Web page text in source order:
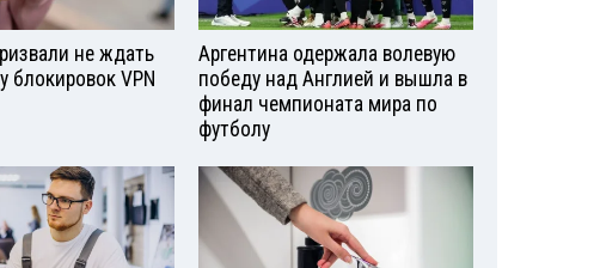
не ждать
блокировок VPN
Аргентина одержала волевую
победу над Англией и вышла в
финал чемпионата мира по
футболу